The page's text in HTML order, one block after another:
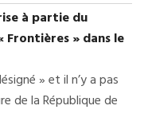
à partie du
» dans le
» et il n’y a pas
de la République de